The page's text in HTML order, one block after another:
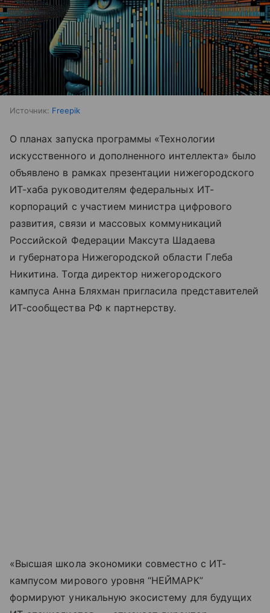
Источник: Freepik
О планах запуска программы «Технологии
искусственного и дополненного интеллекта» было
объявлено в рамках презентации нижегородского
ИТ-хаба руководителям федеральных ИТ-
корпораций с участием министра цифрового
развития, связи и массовых коммуникаций
Российской Федерации Максута Шадаева
и губернатора Нижегородской области Глеба
Никитина. Тогда директор нижегородского
кампуса Анна Бляхман пригласила представителей
ИТ-сообщества РФ к партнерству.
«Высшая школа экономики совместно с ИТ-
кампусом мирового уровня “НЕЙМАРК”
формируют уникальную экосистему для будущих